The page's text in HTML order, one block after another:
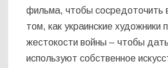
фильма, чтобы сосредоточить
том, как украинские художники
жестокости войны – чтобы
используют собственное